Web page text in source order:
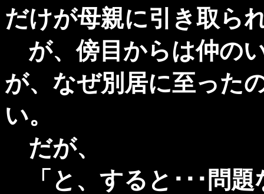
だけが母親に引き取ら
が、傍目からは仲の
が、なぜ別居に至った
い。
だが、
「と、すると･･･問題